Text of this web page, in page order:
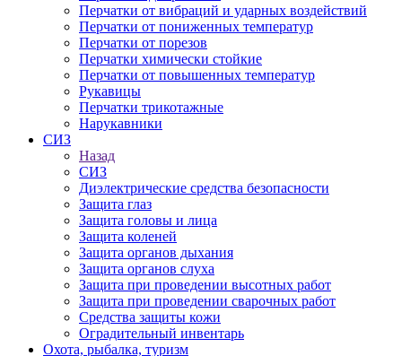
Перчатки от вибраций и ударных воздействий
Перчатки от пониженных температур
Перчатки от порезов
Перчатки химически стойкие
Перчатки от повышенных температур
Рукавицы
Перчатки трикотажные
Нарукавники
СИЗ
Назад
СИЗ
Диэлектрические средства безопасности
Защита глаз
Защита головы и лица
Защита коленей
Защита органов дыхания
Защита органов слуха
Защита при проведении высотных работ
Защита при проведении сварочных работ
Средства защиты кожи
Оградительный инвентарь
Охота, рыбалка, туризм